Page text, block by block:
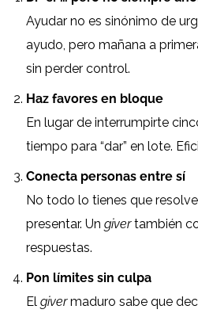
Ayudar no es sinónimo de
ayudo, pero mañana a
sin perder control.
Haz favores en bloque
En lugar de interrumpirte
tiempo para “dar” en lote.
Conecta personas entre sí
No todo lo tienes que
presentar. Un givertambién
respuestas.
Pon límites sin culpa
El givermaduro sabe que